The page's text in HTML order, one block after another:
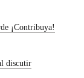
¡Contribuya!
discutir